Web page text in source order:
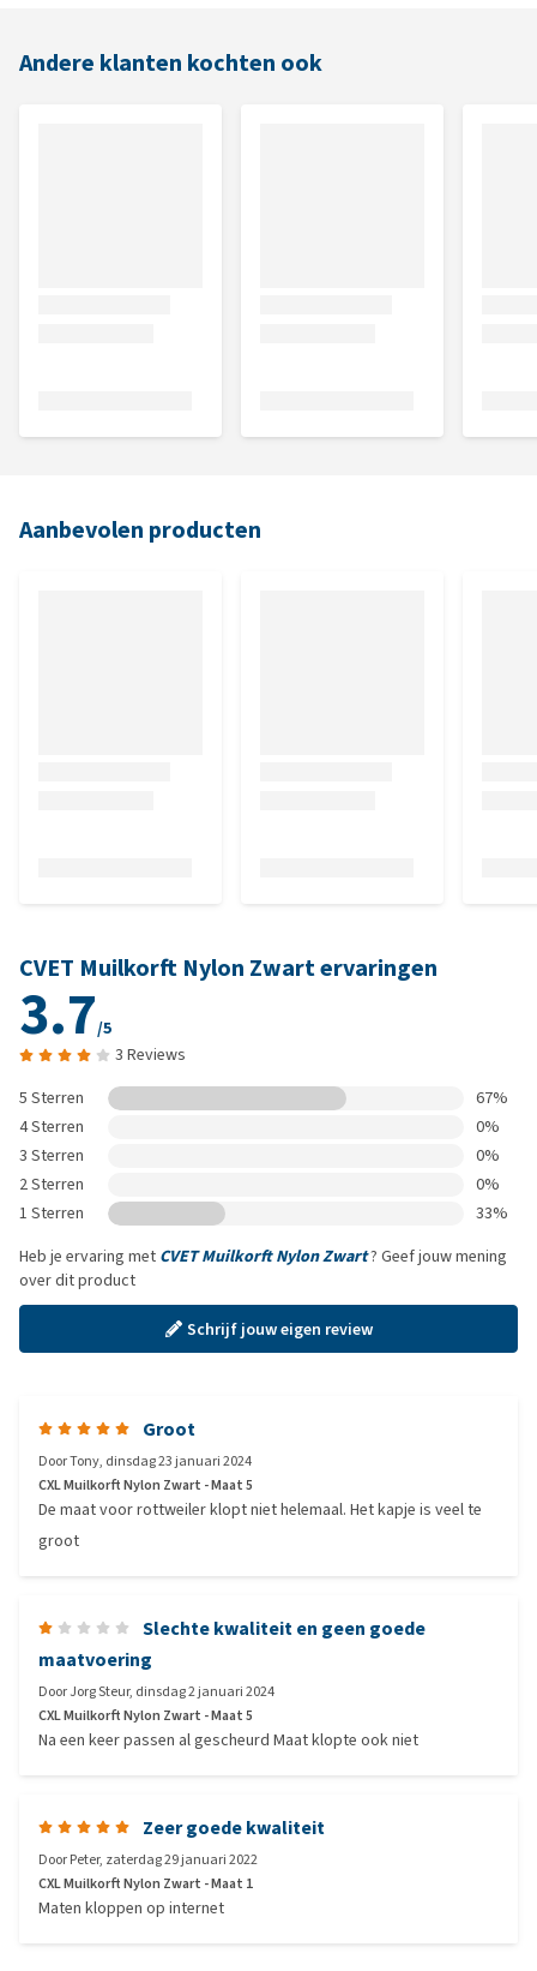
Andere klanten kochten ook
Aanbevolen producten
CVET Muilkorft Nylon Zwart ervaringen
3.7/5
3 Reviews
5 Sterren
67%
4 Sterren
0%
3 Sterren
0%
2 Sterren
0%
1 Sterren
33%
Heb je ervaring met CVET Muilkorft Nylon Zwart? Geef jouw mening
over dit product
Schrijf jouw eigen review
Groot
DoorTony, dinsdag 23 januari 2024
CXL Muilkorft Nylon Zwart - Maat 5
De maat voor rottweiler klopt niet helemaal. Het kapje is veel te
groot
Slechte kwaliteit en geen goede
maatvoering
DoorJorg Steur, dinsdag 2 januari 2024
CXL Muilkorft Nylon Zwart - Maat 5
Na een keer passen al gescheurd Maat klopte ook niet
Zeer goede kwaliteit
DoorPeter, zaterdag 29 januari 2022
CXL Muilkorft Nylon Zwart - Maat 1
Maten kloppen op internet